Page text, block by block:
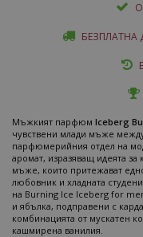
БЕЗПЛАТНА
Мъжкият парфюм Iceberg
чувствени млади мъже
парфюмерийния отдел на
аромат, изразяващ идеята
мъже, които притежават
любовник и хладната
на Burning Ice Iceberg for
и ябълка, подправени с
комбинацията от мускатен
кашмирена ванилия.